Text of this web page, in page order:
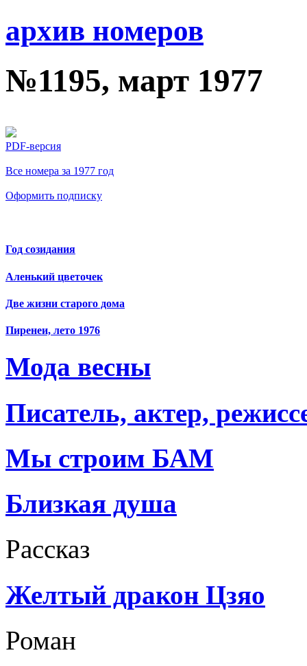
архив номеров
№1195, март 1977
PDF-версия
Все номера за 1977 год
Оформить подписку
Год созидания
Аленький цветочек
Две жизни старого дома
Пиренеи, лето 1976
Мода весны
Писатель, актер,
Мы строим БАМ
Близкая душа
Рассказ
Желтый дракон Цзяо
Роман